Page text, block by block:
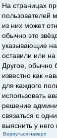
На страницах
пользователей
из них может
обычно это
указывающие
оставили или
Другое, обычно
известно как
для каждого
использовать
решение
связаться с
выяснить у него
Вернуться наверх